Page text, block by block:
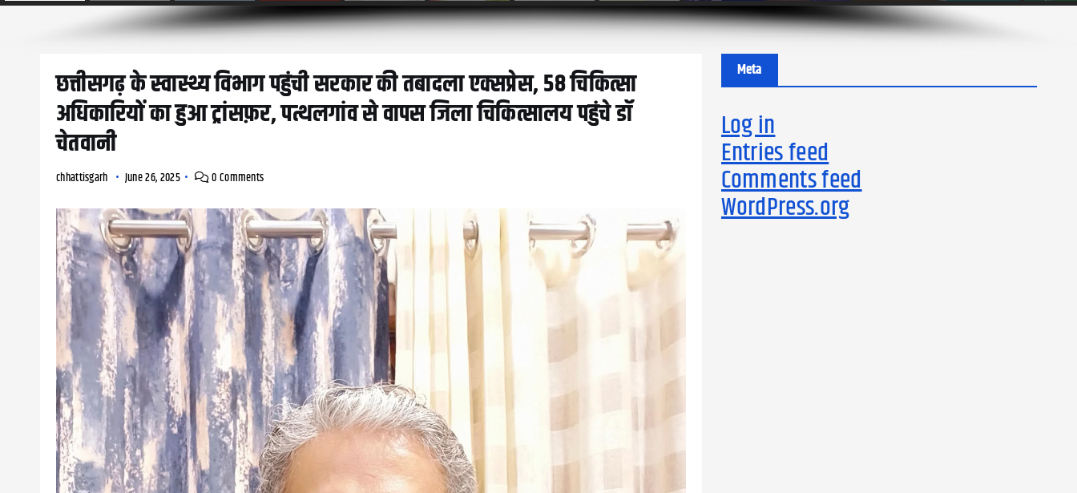
छत्तीसगढ़ के स्वास्थ्य विभाग पहुंची सरकार की तबादला एक्सप्रेस, 58 चिकित्सा
अधिकारियों का हुआ ट्रांसफ़र, पत्थलगांव से वापस जिला चिकित्सालय पहुंचे डॉ
चेतवानी
chhattisgarh June 26, 2025 0 Comments
Meta
Log in
Entries feed
Comments feed
WordPress.org